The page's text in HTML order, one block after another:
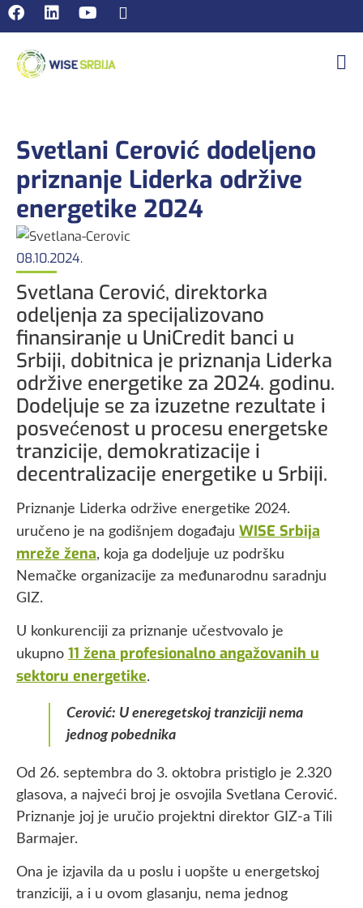
Svetlani Cerović dodeljeno
priznanje Liderka održive
energetike 2024
08.10.2024.
Svetlana Cerović, direktorka
odeljenja za specijalizovano
finansiranje u UniCredit banci u
Srbiji, dobitnica je priznanja Liderka
održive energetike za 2024. godinu.
Dodeljuje se za izuzetne rezultate i
posvećenost u procesu energetske
tranzicije, demokratizacije i
decentralizacije energetike u Srbiji.
Priznanje Liderka održive energetike 2024.
uručeno je na godišnjem događaju WISE Srbija
mreže žena, koja ga dodeljuje uz podršku
Nemačke organizacije za međunarodnu saradnju
GIZ.
U konkurenciji za priznanje učestvovalo je
ukupno 11 žena profesionalno angažovanih u
sektoru energetike.
Cerović: U eneregetskoj tranziciji nema
jednog pobednika
Od 26. septembra do 3. oktobra pristiglo je 2.320
glasova, a najveći broj je osvojila Svetlana Cerović.
Priznanje joj je uručio projektni direktor GIZ-a Tili
Barmajer.
Ona je izjavila da u poslu i uopšte u energetskoj
tranziciji, a i u ovom glasanju, nema jednog